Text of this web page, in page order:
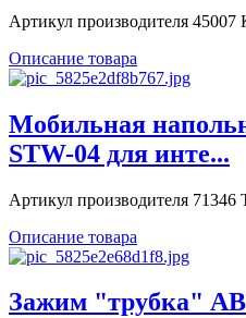
Артикул производителя 45007
Описание товара
Мобильная
STW-04 для инте...
Артикул производителя 71346
Описание товара
Зажим "трубка"